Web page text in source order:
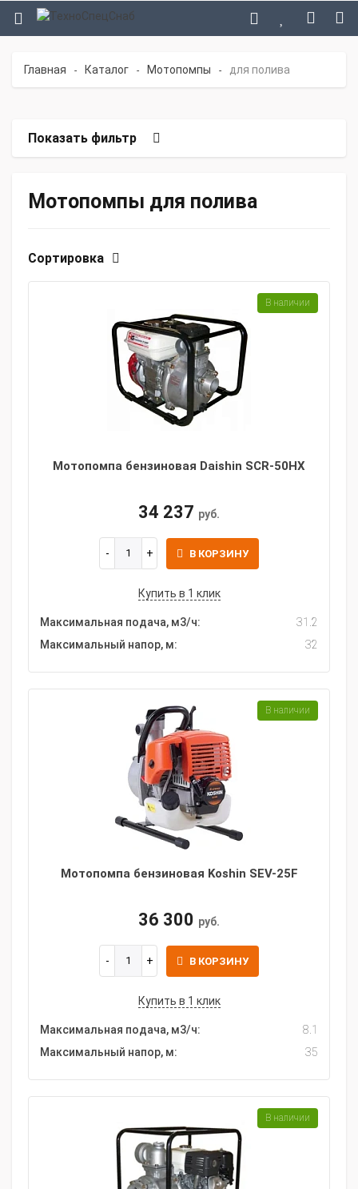
Главная - Каталог - Мотопомпы - для полива
Показать фильтр
Мотопомпы для полива
Сортировка
Мотопомпа бензиновая Daishin SCR-50HX
34 237 руб.
В КОРЗИНУ
Купить в 1 клик
Максимальная подача, м3/ч:
31.2
Максимальный напор, м:
32
В наличии
Мотопомпа бензиновая Koshin SEV-25F
36 300 руб.
В КОРЗИНУ
Купить в 1 клик
Максимальная подача, м3/ч:
8.1
Максимальный напор, м:
35
В наличии
В наличии